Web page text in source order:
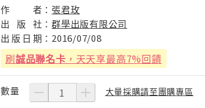
作 者： 張君玫
出
版 社：群學出版有限公司
出 版 日 期： 2016/07/08
刷誠品聯名卡 ，天天享最高7%回饋
數量 大量採購請至團購專區